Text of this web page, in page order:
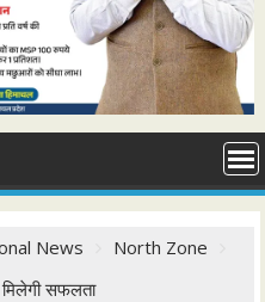
News
North Zone
सफलता